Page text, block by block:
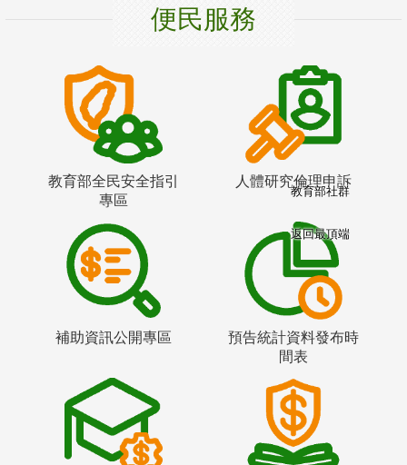
便民服務
教育部全民安全指引
專區
人體研究倫理申訴
補助資訊公開專區
預告統計資料發布時
間表
教育部社群
返回最頂端